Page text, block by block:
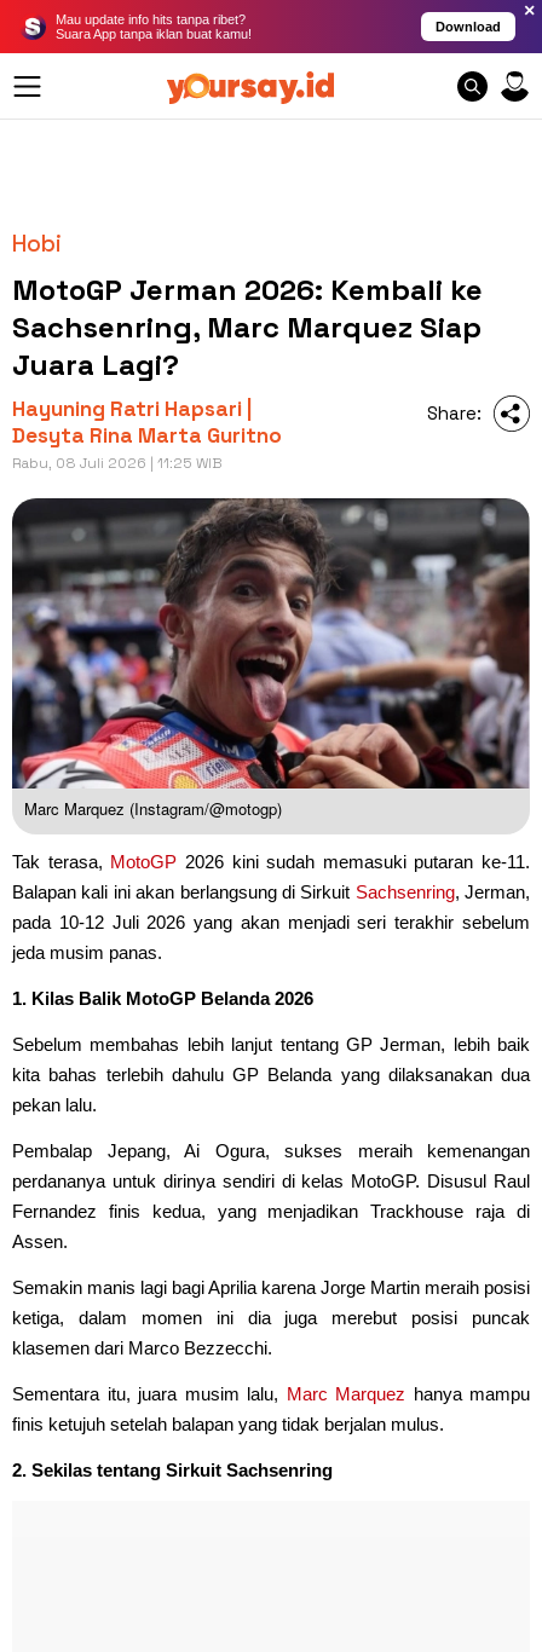
Mau update info hits tanpa ribet?
Suara App tanpa iklan buat kamu!
Download
×
Hobi
MotoGP Jerman 2026: Kembali ke
Sachsenring, Marc Marquez Siap
Juara Lagi?
Hayuning Ratri Hapsari |
Desyta Rina Marta Guritno
Rabu, 08 Juli 2026 | 11:25 WIB
Share:
Marc Marquez (Instagram/@motogp)
Tak terasa, MotoGP 2026 kini sudah memasuki putaran ke-11.
Balapan kali ini akan berlangsung di Sirkuit Sachsenring, Jerman,
pada 10-12 Juli 2026 yang akan menjadi seri terakhir sebelum
jeda musim panas.
1. Kilas Balik MotoGP Belanda 2026
Sebelum membahas lebih lanjut tentang GP Jerman, lebih baik
kita bahas terlebih dahulu GP Belanda yang dilaksanakan dua
pekan lalu.
Pembalap Jepang, Ai Ogura, sukses meraih kemenangan
perdananya untuk dirinya sendiri di kelas MotoGP. Disusul Raul
Fernandez finis kedua, yang menjadikan Trackhouse raja di
Assen.
Semakin manis lagi bagi Aprilia karena Jorge Martin meraih posisi
ketiga, dalam momen ini dia juga merebut posisi puncak
klasemen dari Marco Bezzecchi.
Sementara itu, juara musim lalu, Marc Marquez hanya mampu
finis ketujuh setelah balapan yang tidak berjalan mulus.
2. Sekilas tentang Sirkuit Sachsenring